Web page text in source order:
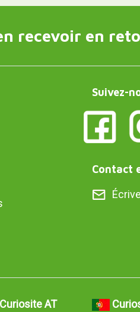
recevoir en
Suivez-
Contact
Curiosite AT